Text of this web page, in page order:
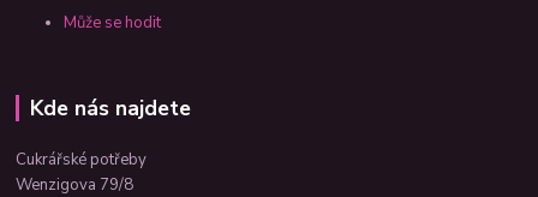
Může se hodit
Kde nás najdete
Cukrářské potřeby
Wenzigova 79/8